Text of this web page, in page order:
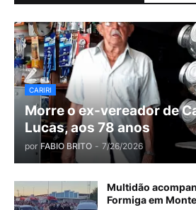
CARIRI
Morre o ex-vereador de
Lucas, aos 78 anos
por FABIO BRITO - 7/26/2026
Multidão
Formiga em